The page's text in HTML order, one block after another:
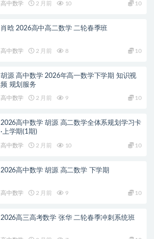
高中数学 2 月前 10 10
肖晗 2026高中高二数学 二轮春季班
高中数学 2 月前 8 10
胡源 高中数学 2026年高一数学下学期 知识视
频 规划服务
高中数学 2 月前 9 10
2026高中数学 胡源 高二数学全体系规划学习卡
·上学期(1期)
高中数学 2 月前 10 10
2026高中数学 胡源 高二数学 下学期
高中数学 2 月前 9 10
2026高三高考数学 张华 二轮春季冲刺系统班